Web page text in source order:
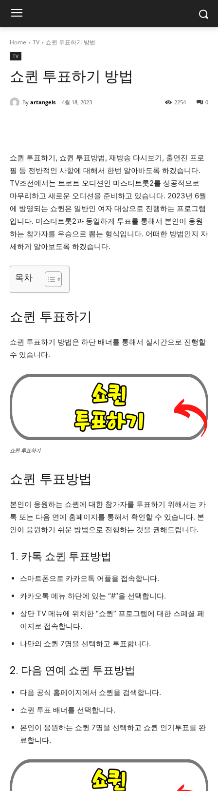
Home TV 쇼퀸 투표하기 방법
TV
쇼퀸 투표하기 방법
By artangels 4월 18, 2023 0
2254
쇼퀸 투표하기, 쇼퀸 투표방법, 재방송 다시보기, 출연진 프로
필 등 전반적인 사항에 대해서 한번 알아바도록 하겠습니다.
TV조선에서는 트로트 오디션인 미스터트롯2를 성공적으로
마무리하고 새로운 오디션을 준비하고 있습니다. 2023년 6월
에 방영되는 쇼퀸은 일반인 여자 대상으로 진행하는 프로그램
입니다. 미스터트롯2과 동일하게 투표를 통해서 본인이 응원
하는 참가자를 우승으로 뽑는 형식입니다. 어떠한 방법인지 자
세하게 알아보도록 하겠습니다.
목차
쇼퀸 투표하기
쇼퀸 투표하기 방법은 하단 배너를 통해서 실시간으로 진행할
수 있습니다.
쇼퀸 투표하기
쇼퀸 투표방법
본인이 응원하는 쇼퀸에 대한 참가자를 투표하기 위해서는 카
톡 또는 다음 연예 홈페이지를 통해서 확인할 수 있습니다. 본
인이 응원하기 쉬운 방법으로 진행하는 것을 권해드립니다.
1. 카톡 쇼퀸 투표방법
스마트폰으로 카카오톡 어플을 접속합니다.
카카오톡 메뉴 하단에 있는 “#”을 선택합니다.
상단 TV 메뉴에 위치한 “쇼퀸” 프로그램에 대한 스폐셜 페
이지로 접속합니다.
나만의 쇼퀸 7명을 선택하고 투표합니다.
2. 다음 연예 쇼퀸 투표방법
다음 공식 홈페이지에서 쇼퀸을 검색합니다.
쇼퀸 투표 배너를 선택합니다.
본인이 응원하는 쇼퀸 7명을 선택하고 쇼퀸 인기투표를 완
료합니다.